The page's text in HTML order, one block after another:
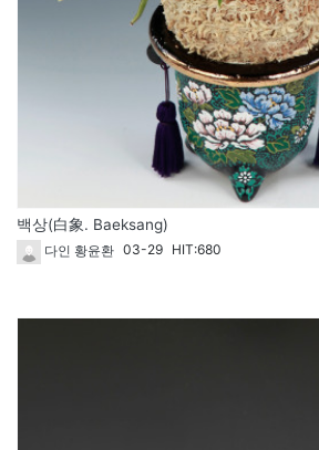
백상(白象. Baeksang)
다인 황윤환 03-29 HIT:680